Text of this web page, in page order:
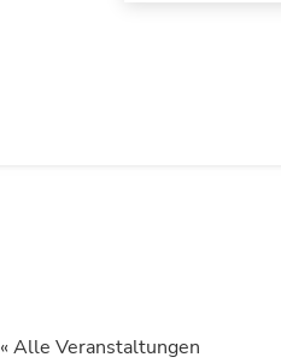
« Alle Veranstaltungen